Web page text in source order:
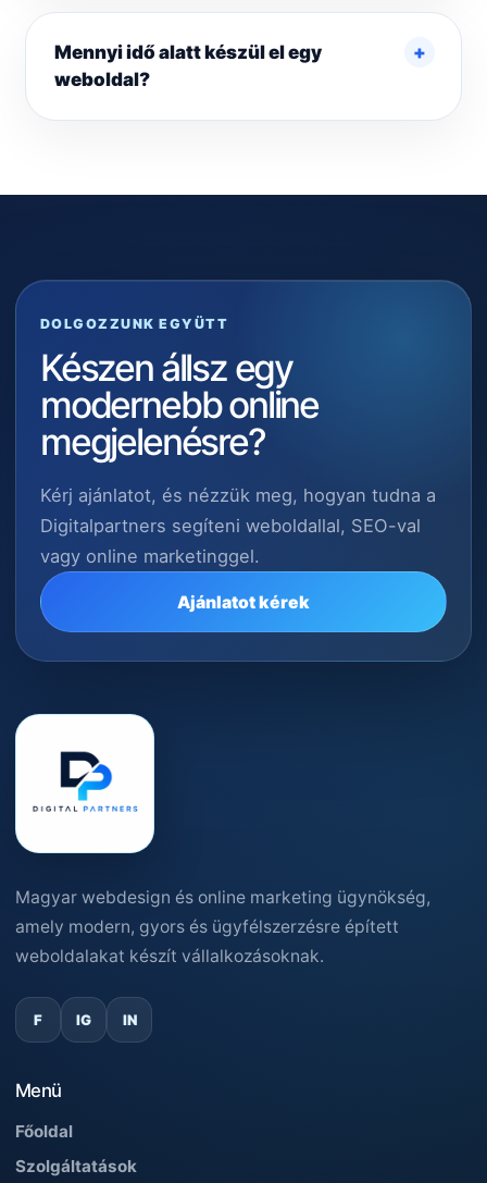
Mennyi idő alatt készül el egy
weboldal?
DOLGOZZUNK EGYÜTT
Készen állsz egy
modernebb online
megjelenésre?
Kérj ajánlatot, és nézzük meg, hogyan tudna a
Digitalpartners segíteni weboldallal, SEO-val
vagy online marketinggel.
Ajánlatot kérek
Magyar webdesign és online marketing ügynökség,
amely modern, gyors és ügyfélszerzésre épített
weboldalakat készít vállalkozásoknak.
F IG IN
Menü
Főoldal
Szolgáltatások